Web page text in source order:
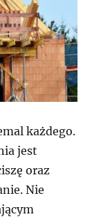
każdego.
jest
oraz
Nie